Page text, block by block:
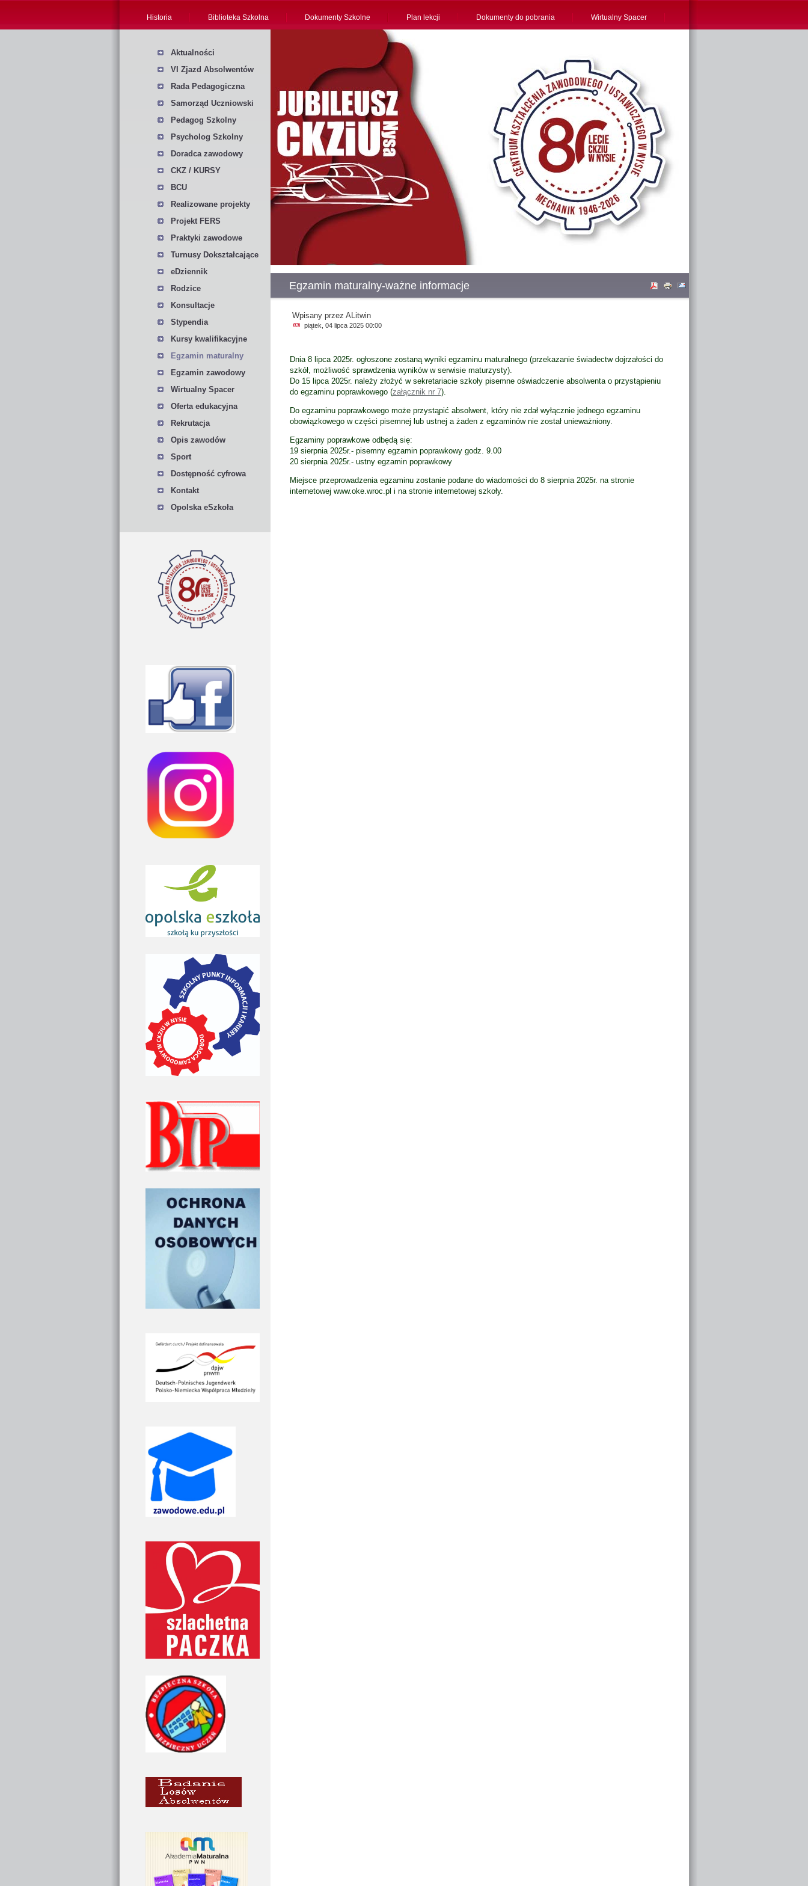
Historia Biblioteka Szkolna Dokumenty Szkolne Plan lekcji Dokumenty do pobrania Wirtualny Spacer
Aktualności
VI Zjazd Absolwentów
Rada Pedagogiczna
Samorząd Uczniowski
Pedagog Szkolny
Psycholog Szkolny
Doradca zawodowy
CKZ / KURSY
BCU
Realizowane projekty
Projekt FERS
Praktyki zawodowe
Turnusy Dokształcające
eDziennik
Rodzice
Konsultacje
Stypendia
Kursy kwalifikacyjne
Egzamin maturalny
Egzamin zawodowy
Wirtualny Spacer
Oferta edukacyjna
Rekrutacja
Opis zawodów
Sport
Dostępność cyfrowa
Kontakt
Opolska eSzkoła
Egzamin maturalny-ważne informacje
Wpisany przez ALitwin
piątek, 04 lipca 2025 00:00
Dnia 8 lipca 2025r. ogłoszone zostaną wyniki egzaminu maturalnego (przekazanie świadectw dojrzałości do
szkół, możliwość sprawdzenia wyników w serwisie maturzysty).
Do 15 lipca 2025r. należy złożyć w sekretariacie szkoły pisemne oświadczenie absolwenta o przystąpieniu
do egzaminu poprawkowego (załącznik nr 7).
Do egzaminu poprawkowego może przystąpić absolwent, który nie zdał wyłącznie jednego egzaminu
obowiązkowego w części pisemnej lub ustnej a żaden z egzaminów nie został unieważniony.
Egzaminy poprawkowe odbędą się:
19 sierpnia 2025r.- pisemny egzamin poprawkowy godz. 9.00
20 sierpnia 2025r.- ustny egzamin poprawkowy
Miejsce przeprowadzenia egzaminu zostanie podane do wiadomości do 8 sierpnia 2025r. na stronie
internetowej www.oke.wroc.pl i na stronie internetowej szkoły.